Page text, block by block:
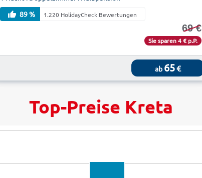
89 %
1.220 HolidayCheck Bewertungen
69 €
Sie sparen 4 € p.P.
ab 65€
Top-Preise Kreta